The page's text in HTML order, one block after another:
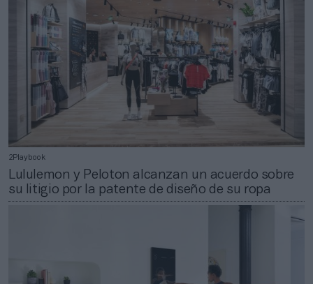
2Playbook
Lululemon y Peloton alcanzan un acuerdo sobre
su litigio por la patente de diseño de su ropa